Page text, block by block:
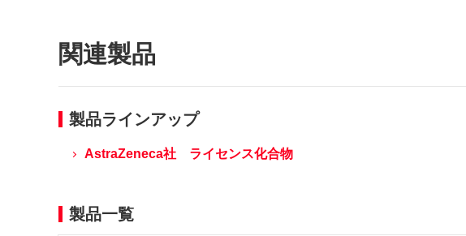
関連製品
製品ラインアップ
AstraZeneca社 ライセンス化合物
製品一覧